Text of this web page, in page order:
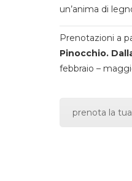
un’anima di
Prenotazioni a
Pinocchio.
febbraio –
prenota la